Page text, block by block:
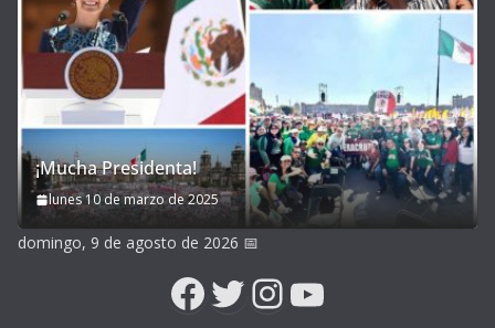
¡Mucha Presidenta!
lunes 10 de marzo de 2025
domingo, 9 de agosto de 2026 📅
Facebook
Twitter
Instagram
YouTube